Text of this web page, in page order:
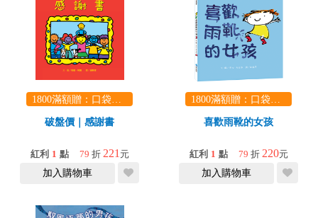
1800滿額贈：口袋玩具一份（隨機出貨） (summer read)
破盤價｜感謝書
紅利 1 點 79 折 221 元
加入購物車
1800滿額贈：口袋玩具一份（隨機出貨） (summer read)
喜歡雨靴的女孩
紅利 1 點 79 折 220元
加入購物車